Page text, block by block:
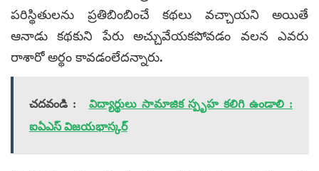
పరిస్థితుల‌ను ప్రతిబింబించే కథలు వచ్చాయని అయితే
ఆనాడు కథకుని పేరు అచ్చువేయకపోవడం వల‌న ఎవరు
రాశారో అర్థం కావడంలేదన్నారు.
చదవండి :
విద్యార్థులు సామాజిక స్పృహ కలిగి ఉండాలి :
ఐఏఎస్ విజయభాస్కర్